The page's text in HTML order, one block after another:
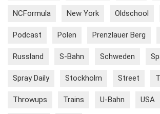
NCFormula New York Oldschool
Podcast Polen Prenzlauer Berg
Russland S-Bahn Schweden
Spray Daily Stockholm Street
Throwups Trains U-Bahn USA